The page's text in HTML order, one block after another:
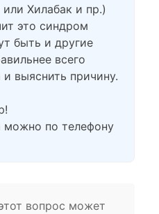
Хилабак и пр.)
это синдром
быть и другие
всего
выяснить причину.
можно по телефону
вопрос может